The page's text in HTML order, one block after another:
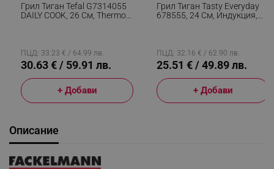
Грил Тиган Tefal G7314055
DAILY COOK, 26 См, Thermo-
ПЦД: 33.23 € / 64.99 лв.
30.63 € / 59.91 лв.
+ Добави
Грил Тиган Tasty Everyday
678555, 24 См, Индукция,
ПЦД: 32.16 € / 62.90 лв.
25.51 € / 49.89 лв.
+ Добави
Описание